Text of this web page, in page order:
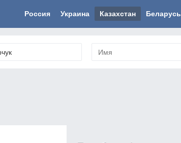
Россия Украина Казахстан Беларусь